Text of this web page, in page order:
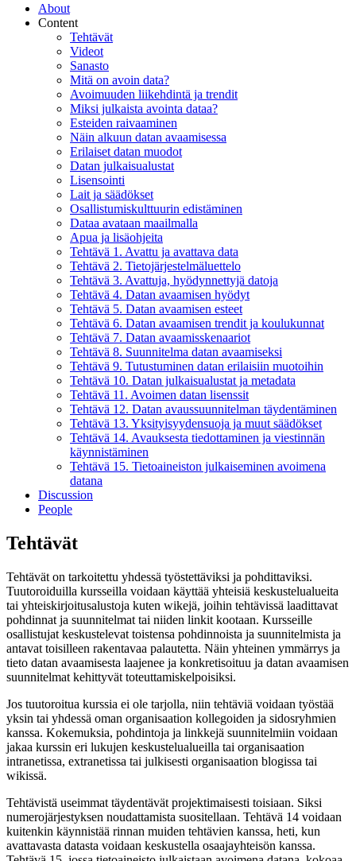
About
Content
Tehtävät
Videot
Sanasto
Mitä on avoin data?
Avoimuuden liikehdintä ja trendit
Miksi julkaista avointa dataa?
Esteiden raivaaminen
Näin alkuun datan avaamisessa
Erilaiset datan muodot
Datan julkaisualustat
Lisensointi
Lait ja säädökset
Osallistumiskulttuurin edistäminen
Dataa avataan maailmalla
Apua ja lisäohjeita
Tehtävä 1. Avattu ja avattava data
Tehtävä 2. Tietojärjestelmäluettelo
Tehtävä 3. Avattuja, hyödynnettyjä datoja
Tehtävä 4. Datan avaamisen hyödyt
Tehtävä 5. Datan avaamisen esteet
Tehtävä 6. Datan avaamisen trendit ja koulukunnat
Tehtävä 7. Datan avaamisskenaariot
Tehtävä 8. Suunnitelma datan avaamiseksi
Tehtävä 9. Tutustuminen datan erilaisiin muotoihin
Tehtävä 10. Datan julkaisualustat ja metadata
Tehtävä 11. Avoimen datan lisenssit
Tehtävä 12. Datan avaussuunnitelman täydentäminen
Tehtävä 13. Yksityisyydensuoja ja muut säädökset
Tehtävä 14. Avauksesta tiedottaminen ja viestinnän
käynnistäminen
Tehtävä 15. Tietoaineiston julkaiseminen avoimena
datana
Discussion
People
Tehtävät
Tehtävät on tarkoitettu yhdessä työstettäviksi ja pohdittaviksi.
Tuutoroiduilla kursseilla voidaan käyttää yhteisiä keskustelualueita
tai yhteiskirjoitusalustoja kuten wikejä, joihin tehtävissä laadittavat
pohdinnat ja suunnitelmat tai niiden linkit kootaan. Kursseille
osallistujat keskustelevat toistensa pohdinnoista ja suunnitelmista ja
antavat toisilleen rakentavaa palautetta. Näin yhteinen ymmärrys ja
tieto datan avaamisesta laajenee ja konkretisoituu ja datan avaamisen
suunnitelmat kehittyvät toteuttamiskelpoisiksi.
Jos tuutoroitua kurssia ei ole tarjolla, niin tehtäviä voidaan työstää
yksin tai yhdessä oman organisaation kollegoiden ja sidosryhmien
kanssa. Kokemuksia, pohdintoja ja linkkejä suunnitelmiin voidaan
jakaa kurssin eri lukujen keskustelualueilla tai organisaation
intranetissa, extranetissa tai julkisesti organisaation blogissa tai
wikissä.
Tehtävistä useimmat täydentävät projektimaisesti toisiaan. Siksi
numerojärjestyksen noudattamista suositellaan. Tehtävä 14 voidaan
kuitenkin käynnistää rinnan muiden tehtävien kanssa, heti, kun
avattavasta datasta voidaan keskustella osaajayhteisön kanssa.